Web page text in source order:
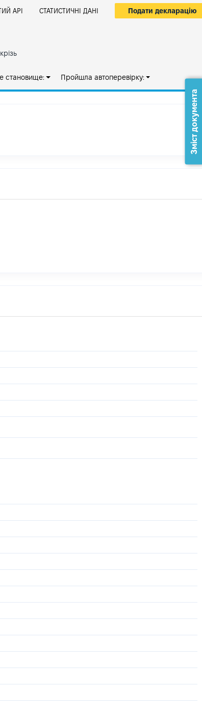
АРІ СТАТИСТИЧНІ ДАНІ Подати декларацію
становище: Пройшла автоперевірку:
Зміст документа